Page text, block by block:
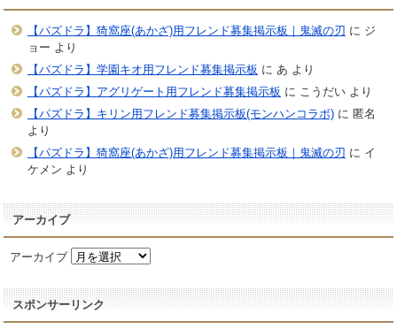
【パズドラ】猗窩座(あかざ)用フレンド募集掲示板｜鬼滅の刃 に ジ
ョー より
【パズドラ】学園キオ用フレンド募集掲示板 に あ より
【パズドラ】アグリゲート用フレンド募集掲示板 に こうだいより
【パズドラ】キリン用フレンド募集掲示板(モンハンコラボ)に 匿名
より
【パズドラ】猗窩座(あかざ)用フレンド募集掲示板｜鬼滅の刃 に イ
ケメン より
アーカイブ
アーカイブ
スポンサーリンク